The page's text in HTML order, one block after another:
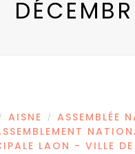
/ AISNE / ASSEMBLÉE
LAON - VILLE